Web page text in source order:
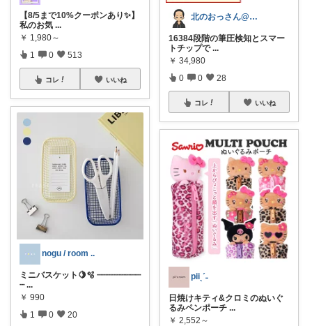
【8/5まで10%クーポンあり✨】
私のお気 ...
￥ 1,980～
1 0 513
コレ いいね
nogu / room ..
ミニバスケット🍋🫧 ┈┈┈┈┈┈┈┈┈
┈ ...
￥ 990
1 0 20
北のおっさん@ガジェット好き
16384段階の筆圧検知とスマー
トチップで ...
￥ 34,980
0 0 28
コレ いいね
piiˎˊ˗
日焼けキティ&クロミのぬいぐ
るみペンポーチ ...
￥ 2,552～